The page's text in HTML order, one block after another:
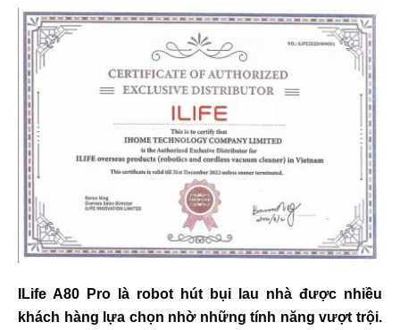
ILife A80 Pro là robot hút bụi lau nhà được nhiều
khách hàng lựa chọn nhờ những tính năng vượt trội.